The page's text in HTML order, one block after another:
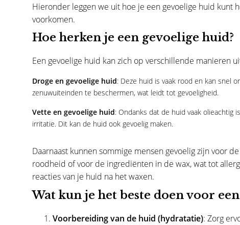
Hieronder leggen we uit hoe je een gevoelige huid
voorkomen.
Hoe herken je een gevoelige huid?
Een gevoelige huid kan zich op verschillende manieren
Droge en gevoelige huid: Deze huid is vaak rood en kan snel
zenuwuiteinden te beschermen, wat leidt tot gevoeligheid.
Vette en gevoelige huid: Ondanks dat de huid vaak
irritatie. Dit kan de huid ook gevoelig maken.
Daarnaast kunnen sommige mensen gevoelig zijn voor
roodheid of voor de ingrediënten in de wax, wat tot
reacties van je huid na het waxen.
Wat kun je het beste doen voor
Voorbereiding van de huid (hydratatie): Zorg